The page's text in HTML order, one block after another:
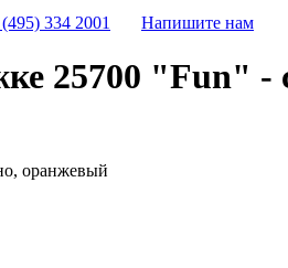
334 2001 Напишите нам
25700 "Fun" -
оранжевый